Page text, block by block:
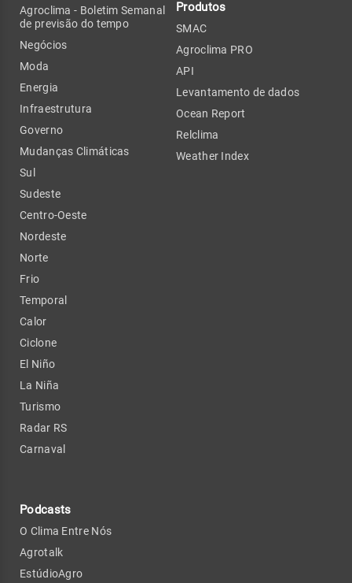
Agroclima - Boletim Semanal
de previsão do tempo
Negócios
Moda
Energia
Infraestrutura
Governo
Mudanças Climáticas
Sul
Sudeste
Centro-Oeste
Nordeste
Norte
Frio
Temporal
Calor
Ciclone
El Niño
La Niña
Turismo
Radar RS
Carnaval
Podcasts
O Clima Entre Nós
Agrotalk
EstúdioAgro
Produtos
SMAC
Agroclima PRO
API
Levantamento de dados
Ocean Report
Relclima
Weather Index